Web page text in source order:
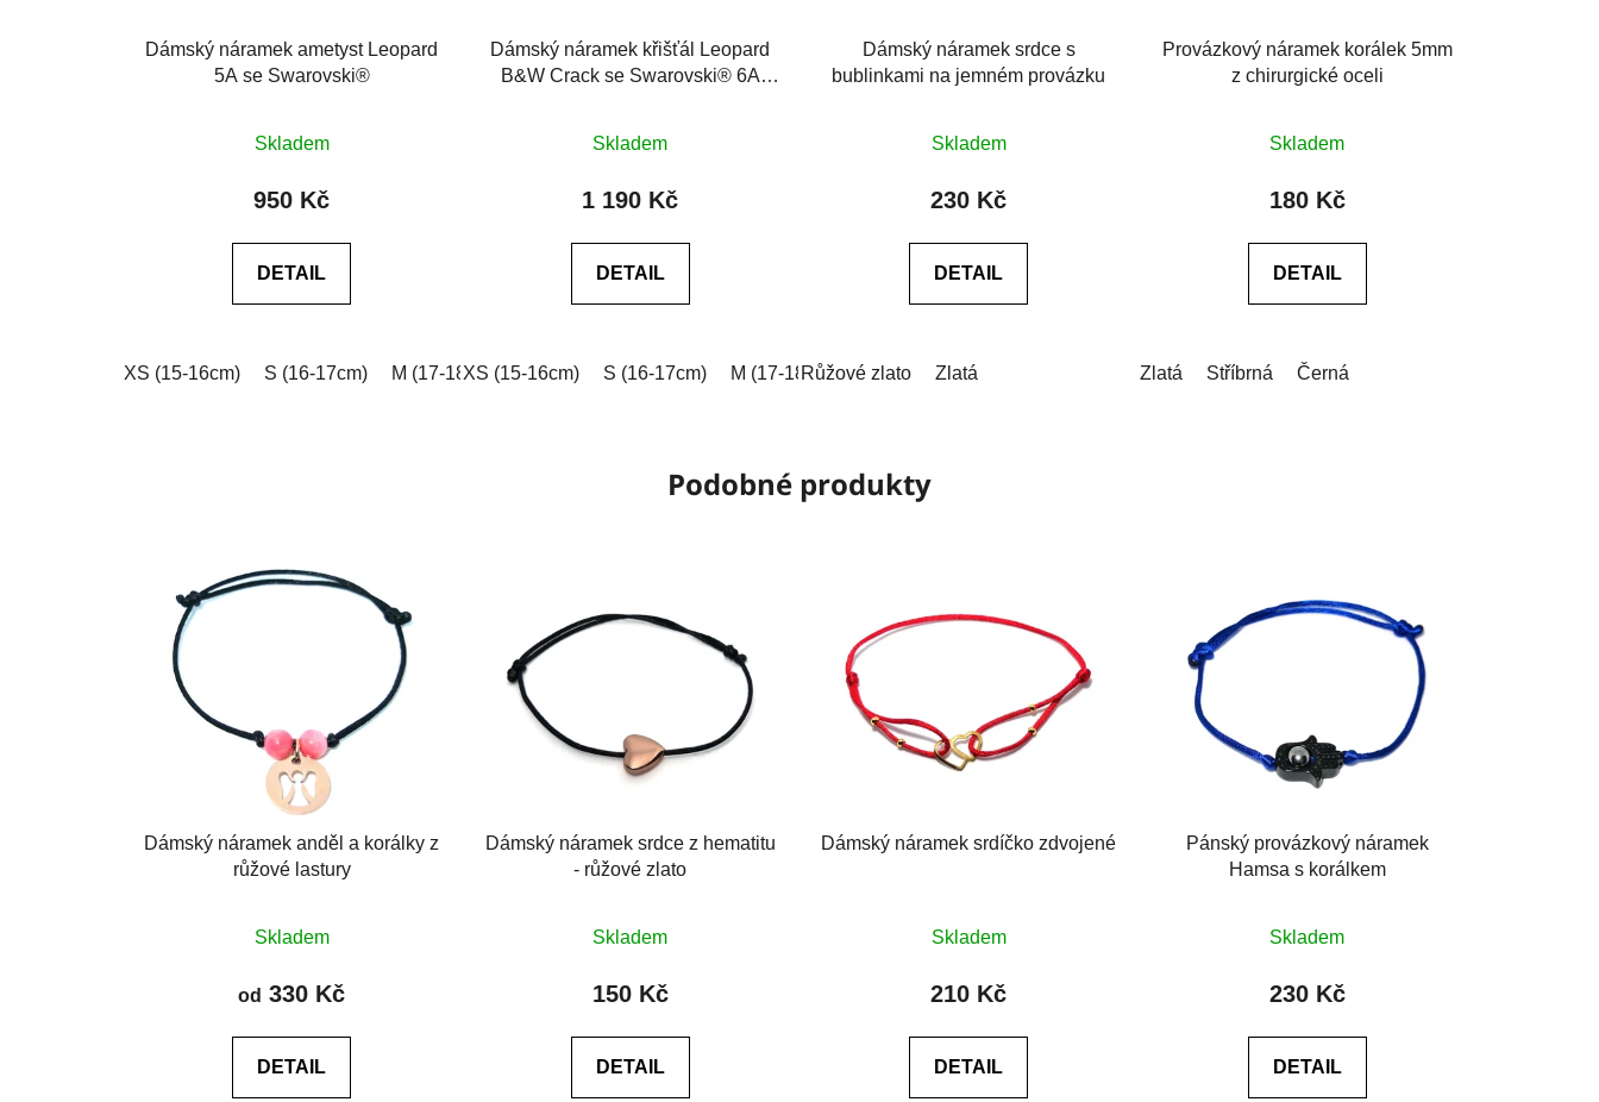
Dámský náramek ametyst Leopard
5A se Swarovski®
hodnocení
produktu
z
Skladem
950 Kč
DETAIL
XS (15-16cm) S (16-17cm) M (17-18cm) L (18-19cm) XL (19-20cm) XXL (20-21cm) Na míru (vyplňte do poznámky v košíku)
Dámský náramek křišťál Leopard
B&W Crack se Swarovski® 6A
hodnocení
produktu
z
Skladem
1 190 Kč
DETAIL
XS (15-16cm) S (16-17cm) M (17-18cm) L (18-19cm) XXL (20-21cm) Na míru (vyplňte do poznámky v
Dámský náramek srdce s
bublinkami na jemném provázku
Skladem
230 Kč
DETAIL
Růžové zlato Zlatá
Provázkový náramek korálek 5mm
z chirurgické oceli
hodnocení
produktu
z
Skladem
180 Kč
DETAIL
Zlatá Stříbrná Černá
Podobné produkty
Dámský náramek anděl a korálky z
růžové lastury
hodnocení
produktu
z
Skladem
od 330 Kč
DETAIL
Dámský náramek srdce z hematitu
- růžové zlato
hodnocení
produktu
z
Skladem
150 Kč
DETAIL
Dámský náramek srdíčko zdvojené
hodnocení
produktu
z
Skladem
210 Kč
DETAIL
Pánský provázkový náramek
Hamsa s korálkem
Skladem
230 Kč
DETAIL